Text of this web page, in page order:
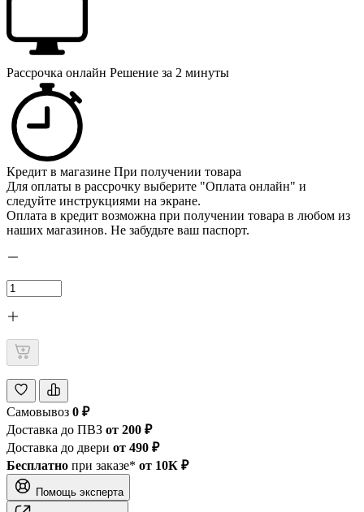
Рассрочка онлайн Решение за 2 минуты
Кредит в магазине При получении товара
Для оплаты в рассрочку выберите "Оплата онлайн" и
следуйте инструкциями на экране.
Оплата в кредит возможна при получении товара в любом из
наших магазинов. Не забудьте ваш паспорт.
Самовывоз 0 ₽
Доставка до ПВЗ от 200 ₽
Доставка до двери от 490 ₽
Бесплатно при заказе* от 10К ₽
Помощь эксперта